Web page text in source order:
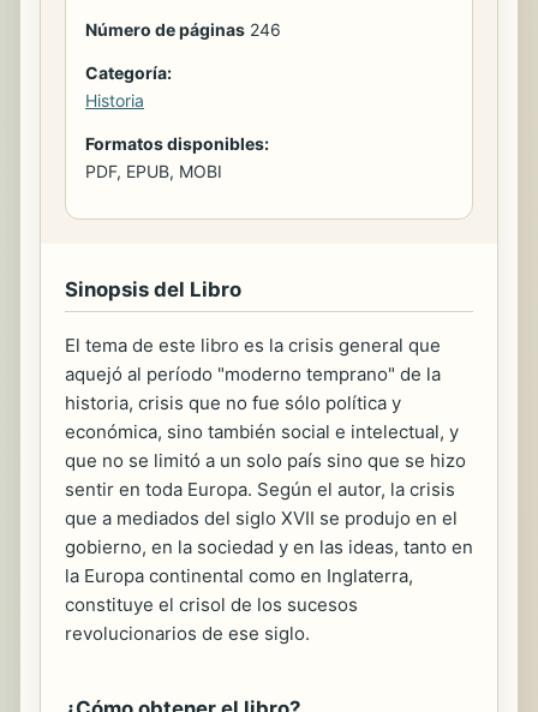
Número de páginas 246
Categoría:
Historia
Formatos disponibles:
PDF, EPUB, MOBI
Sinopsis del Libro
El tema de este libro es la crisis general que
aquejó al período "moderno temprano" de la
historia, crisis que no fue sólo política y
económica, sino también social e intelectual, y
que no se limitó a un solo país sino que se hizo
sentir en toda Europa. Según el autor, la crisis
que a mediados del siglo XVII se produjo en el
gobierno, en la sociedad y en las ideas, tanto en
la Europa continental como en Inglaterra,
constituye el crisol de los sucesos
revolucionarios de ese siglo.